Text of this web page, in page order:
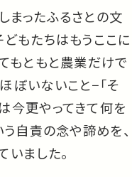
まったふるさとの文
もたちはもうここに
もともと農業だけで
ぼいないこと−「そ
今更やってきて何を
う自責の念や諦めを、
ました。